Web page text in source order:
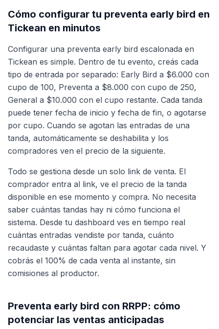
Cómo configurar tu preventa early bird en
Tickean en minutos
Configurar una preventa early bird escalonada en
Tickean es simple. Dentro de tu evento, creás cada
tipo de entrada por separado: Early Bird a $6.000 con
cupo de 100, Preventa a $8.000 con cupo de 250,
General a $10.000 con el cupo restante. Cada tanda
puede tener fecha de inicio y fecha de fin, o agotarse
por cupo. Cuando se agotan las entradas de una
tanda, automáticamente se deshabilita y los
compradores ven el precio de la siguiente.
Todo se gestiona desde un solo link de venta. El
comprador entra al link, ve el precio de la tanda
disponible en ese momento y compra. No necesita
saber cuántas tandas hay ni cómo funciona el
sistema. Desde tu dashboard ves en tiempo real
cuántas entradas vendiste por tanda, cuánto
recaudaste y cuántas faltan para agotar cada nivel. Y
cobrás el 100% de cada venta al instante, sin
comisiones al productor.
Preventa early bird con RRPP: cómo
potenciar las ventas anticipadas